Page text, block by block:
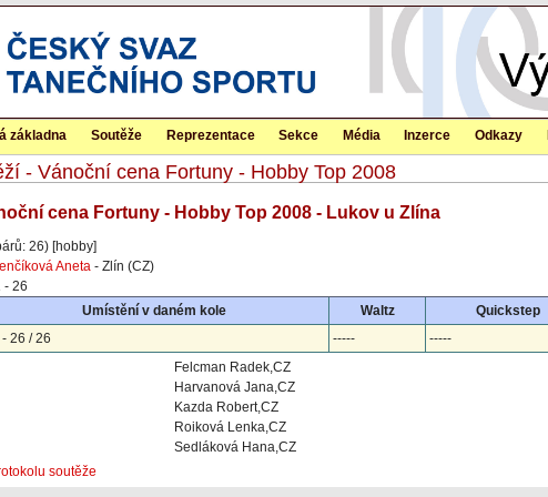
základna Soutěže Reprezentace Sekce Média Inzerce Odkazy
- Vánoční cena Fortuny - Hobby Top 2008
cena Fortuny - Hobby Top 2008 - Lukov u Zlína
26) [hobby]
Aneta - Zlín (CZ)
- 26
Umístění v daném kole Waltz Quickstep
26 / 26 ----- -----
Felcman Radek,CZ
Harvanová Jana,CZ
Kazda Robert,CZ
Roiková Lenka,CZ
Sedláková Hana,CZ
soutěže